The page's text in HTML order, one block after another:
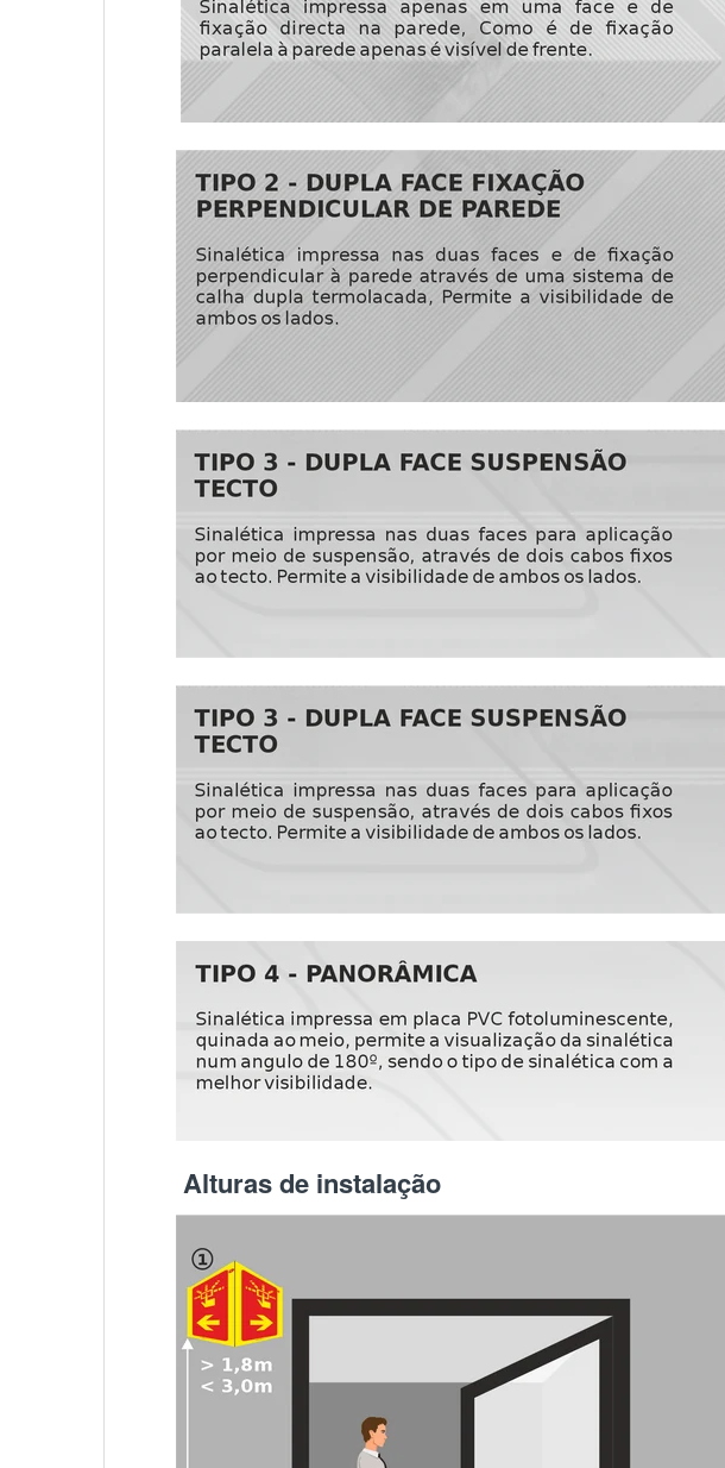
Alturas de instalação